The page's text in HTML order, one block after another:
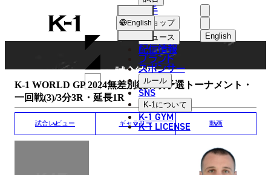
K-
1
English
選手
ショップ
ニュース
配信情報
ブランド
スポンサー
ルール
SNS
K-1について
K-1 GYM
K-1 LICENSE
English
MATCH RESULT
試合結果
K-1 WORLD GP 2024無差別級東欧予選トーナメント・
一回戦(3)/3分3R・延長1R
試合レビュー ギャラリー 動画